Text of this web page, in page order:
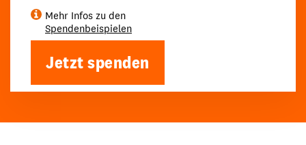
Mehr Infos zu den
Spendenbeispielen
Jetzt spenden